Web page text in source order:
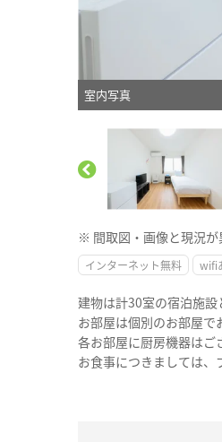
室内写真
※ 間取図・画像と現況が
インターネット無料 wifi
建物は計30室の宿泊施設
お部屋は個別のお部屋で
各お部屋に厨房機器はご
お食事につきましては、